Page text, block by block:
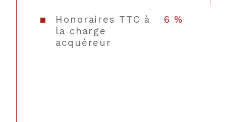
Exposition
Honoraires TTC à
la charge
acquéreur
6 %